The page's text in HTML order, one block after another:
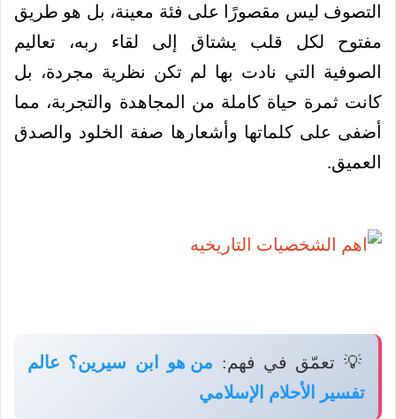
التصوف ليس مقصورًا على فئة معينة، بل هو طريق
مفتوح لكل قلب يشتاق إلى لقاء ربه، تعاليم
الصوفية التي نادت بها لم تكن نظرية مجردة، بل
كانت ثمرة حياة كاملة من المجاهدة والتجربة، مما
أضفى على كلماتها وأشعارها صفة الخلود والصدق
العميق.
💡 تعمّق في فهم: من هو ابن سيرين؟ عالم
تفسير الأحلام الإسلامي